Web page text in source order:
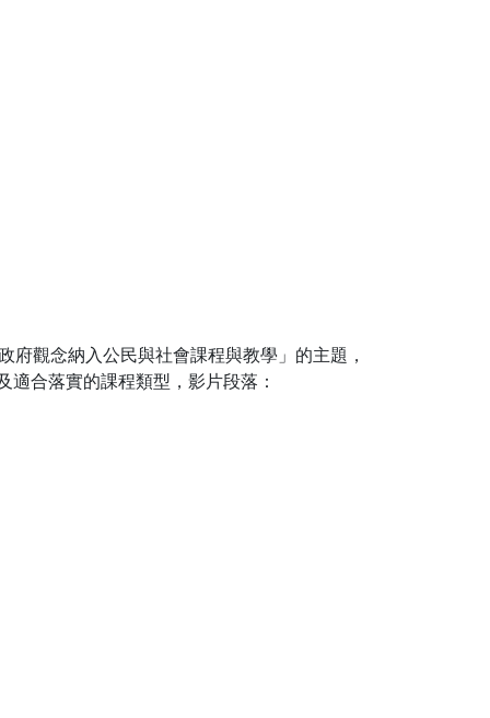
觀念納入公民與社會課程與教學」的主題，
合落實的課程類型，影片段落：